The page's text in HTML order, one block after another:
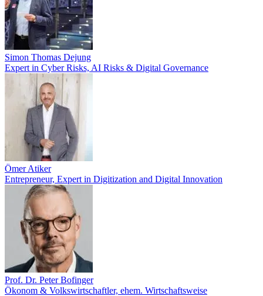
Simon Thomas Dejung
Expert in Cyber Risks, AI Risks & Digital Governance
Ömer Atiker
Entrepreneur, Expert in Digitization and Digital Innovation
Prof. Dr. Peter Bofinger
Ökonom & Volkswirtschaftler, ehem. Wirtschaftsweise